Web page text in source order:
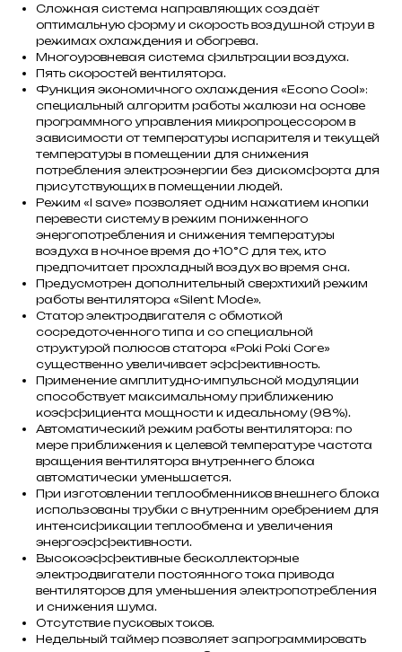
Сложная система направляющих создаёт
оптимальную форму и скорость воздушной струи в
режимах охлаждения и обогрева.
Многоуровневая система фильтрации воздуха.
Пять скоростей вентилятора.
Функция экономичного охлаждения «Econo Cool»:
специальный алгоритм работы жалюзи на основе
программного управления микропроцессором в
зависимости от температуры испарителя и текущей
температуры в помещении для снижения
потребления электроэнергии без дискомфорта для
присутствующих в помещении людей.
Режим «I save» позволяет одним нажатием кнопки
перевести систему в режим пониженного
энергопотребления и снижения температуры
воздуха в ночное время до +10°С для тех, кто
предпочитает прохладный воздух во время сна.
Предусмотрен дополнительный сверхтихий режим
работы вентилятора «Silent Mode».
Статор электродвигателя с обмоткой
сосредоточенного типа и со специальной
структурой полюсов статора «Poki Poki Core»
существенно увеличивает эффективность.
Применение амплитудно-импульсной модуляции
способствует максимальному приближению
коэффициента мощности к идеальному (98%).
Автоматический режим работы вентилятора: по
мере приближения к целевой температуре частота
вращения вентилятора внутреннего блока
автоматически уменьшается.
При изготовлении теплообменников внешнего блока
использованы трубки с внутренним оребрением для
интенсификации теплообмена и увеличения
энергоэффективности.
Высокоэффективные бесколлекторные
электродвигатели постоянного тока привода
вентиляторов для уменьшения электропотребления
и снижения шума.
Отсутствие пусковых токов.
Недельный таймер позволяет запрограммировать